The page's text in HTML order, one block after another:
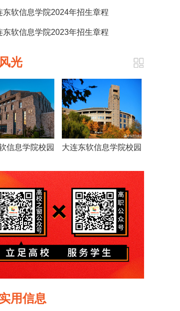
东软信息学院2024年招生章程
东软信息学院2023年招生章程
光
信息学院校园 大连东软信息学院校园
用信息